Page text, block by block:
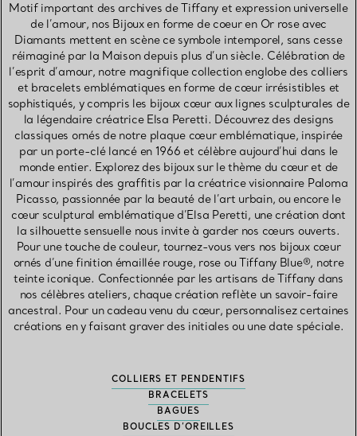
Motif important des archives de Tiffany et expression universelle
de l’amour, nos Bijoux en forme de coeur en Or rose avec
Diamants mettent en scène ce symbole intemporel, sans cesse
réimaginé par la Maison depuis plus d’un siècle. Célébration de
l’esprit d’amour, notre magnifique collection englobe des colliers
et bracelets emblématiques en forme de cœur irrésistibles et
sophistiqués, y compris les bijoux cœur aux lignes sculpturales de
la légendaire créatrice Elsa Peretti. Découvrez des designs
classiques ornés de notre plaque cœur emblématique, inspirée
par un porte-clé lancé en 1966 et célèbre aujourd’hui dans le
monde entier. Explorez des bijoux sur le thème du cœur et de
l’amour inspirés des graffitis par la créatrice visionnaire Paloma
Picasso, passionnée par la beauté de l’art urbain, ou encore le
cœur sculptural emblématique d’Elsa Peretti, une création dont
la silhouette sensuelle nous invite à garder nos cœurs ouverts.
Pour une touche de couleur, tournez-vous vers nos bijoux cœur
ornés d’une finition émaillée rouge, rose ou Tiffany Blue®, notre
teinte iconique. Confectionnée par les artisans de Tiffany dans
nos célèbres ateliers, chaque création reflète un savoir-faire
ancestral. Pour un cadeau venu du cœur, personnalisez certaines
créations en y faisant graver des initiales ou une date spéciale.
COLLIERS ET PENDENTIFS
BRACELETS
BAGUES
BOUCLES D’OREILLES